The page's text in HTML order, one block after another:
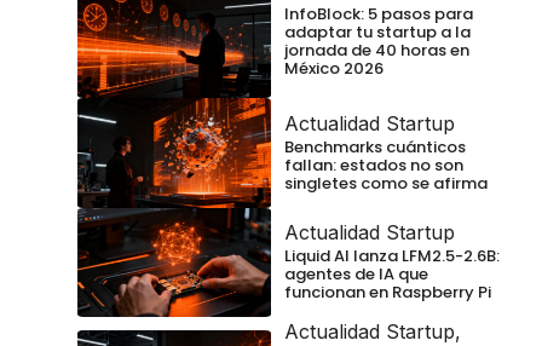
InfoBlock: 5 pasos para
adaptar tu startup a la
jornada de 40 horas en
México 2026
Actualidad Startup
Benchmarks cuánticos
fallan: estados no son
singletes como se afirma
Actualidad Startup
Liquid AI lanza LFM2.5-2.6B:
agentes de IA que
funcionan en Raspberry Pi
Actualidad Startup,